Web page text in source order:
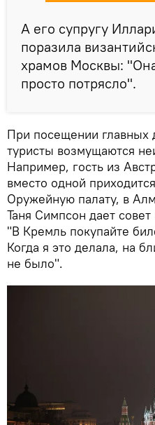
А его супругу
поразила
храмов Москвы:
просто потрясло".
При посещении главных
туристы возмущаются
Например, гость из
вместо одной
Оружейную палату, в
Таня Симпсон дает
"В Кремль покупайте
Когда я это делала, на
не было".